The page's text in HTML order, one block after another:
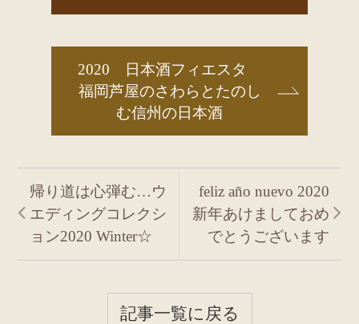
2020 日本酒フィエスタ
福岡芦屋のさわらとたのし
む信州の日本酒
帰り道は心弾む…ウ
エディングコレクシ
ョン2020 Winter☆
feliz año nuevo 2020
新年あけましておめ
でとうございます
記事一覧に戻る